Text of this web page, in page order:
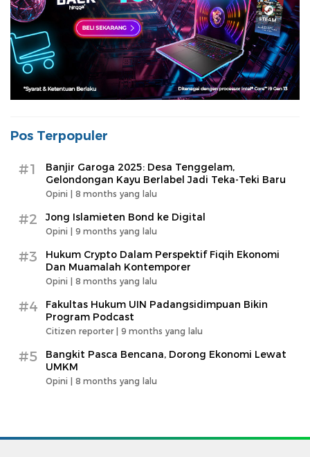
Pos Terpopuler
#1
Banjir Garoga 2025: Desa Tenggelam,
Gelondongan Kayu Berlabel Jadi Teka-Teki Baru
Opini | 8 months yang lalu
#2 Jong Islamieten Bond ke Digital
Opini | 9 months yang lalu
#3
Hukum Crypto Dalam Perspektif Fiqih Ekonomi
Dan Muamalah Kontemporer
Opini | 8 months yang lalu
#4
Fakultas Hukum UIN Padangsidimpuan Bikin
Program Podcast
Citizen reporter | 9 months yang lalu
#5
Bangkit Pasca Bencana, Dorong Ekonomi Lewat
UMKM
Opini | 8 months yang lalu